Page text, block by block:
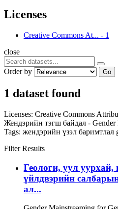
Licenses
Creative Commons At... - 1
close
Order by Go
1 dataset found
Licenses: Creative Commons
Жендэрийн тэгш байдал - Gender
Tags: жендэрийн үзэл баримтлал
Filter Results
Геологи, уул уурхай,
үйлдвэрийн
ал...